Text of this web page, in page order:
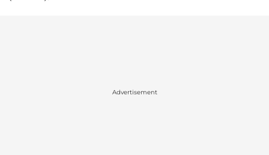
Advertisement